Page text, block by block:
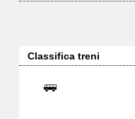
Classifica treni